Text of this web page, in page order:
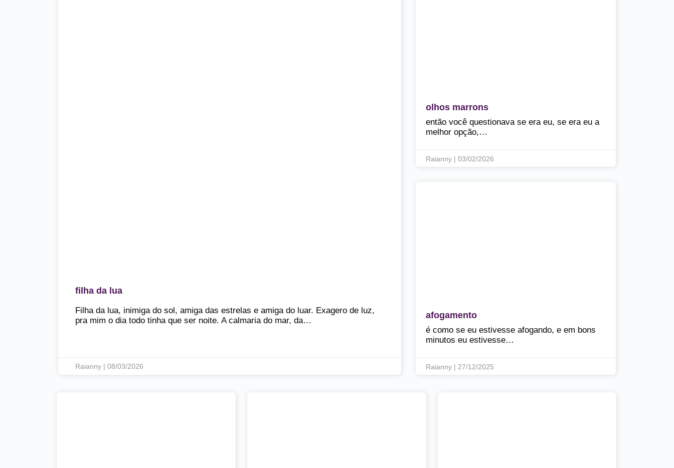
filha da lua
Filha da lua, inimiga do sol, amiga das estrelas e amiga do luar. Exagero de luz,
pra mim o dia todo tinha que ser noite. A calmaria do mar, da…
Raianny | 08/03/2026
olhos marrons
então você questionava se era eu, se era eu a
melhor opção,…
Raianny | 03/02/2026
afogamento
é como se eu estivesse afogando, e em bons
minutos eu estivesse…
Raianny | 27/12/2025